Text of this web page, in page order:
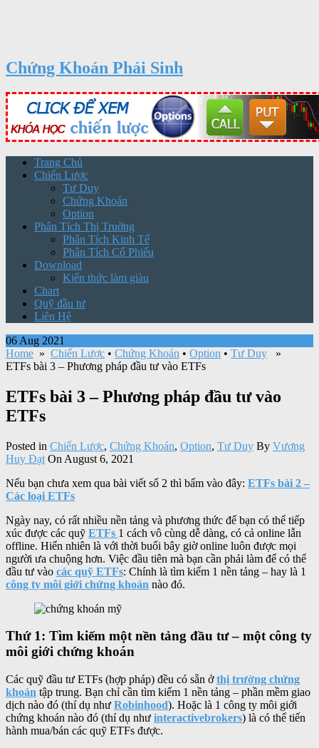
Chứng Khoán Phái Sinh
Trang Chủ
Chiến Lược
Tư Duy
Chứng Khoán
Option
Phân Tích Thị Truờng
Phân Tích Kinh Tế
Phân Tích Cổ Phiếu
Download
Kiến thức làm giàu
Chart
Quỹ đầu tư
Liên Hệ
06 Aug 2021
Home » Chiến Lược • Chứng Khoán • Option • Tư Duy »
ETFs bài 3 – Phương pháp đầu tư vào ETFs
ETFs bài 3 – Phương pháp đầu tư vào
ETFs
Posted in Chiến Lược, Chứng Khoán, Option, Tư Duy By Vương
Huy Đạt On August 6, 2021
Nếu bạn chưa xem qua bài viết số 2 thì bấm vào đây: ETFs bài 2 –
Các loại ETFs
Ngày nay, có rất nhiều nền tảng và phương thức để bạn có thể tiếp
xúc được các quỹ ETFs 1 cách vô cùng dễ dàng, có cả online lẫn
offline. Hiển nhiên là với thời buổi bây giờ online luôn được mọi
người ưa chuộng hơn. Việc đầu tiên mà bạn cần phải làm để có thể
đầu tư vào các quỹ ETFs: Chính là tìm kiếm 1 nền tảng – hay là 1
công ty môi giới chứng khoán nào đó.
Thứ 1: Tìm kiếm một nền tảng đầu tư – một công ty
môi giới chứng khoán
Các quỹ đầu tư ETFs (hợp pháp) đều có sẵn ởthị trường chứng
khoán tập trung. Bạn chỉ cần tìm kiếm 1 nền tảng – phần mềm giao
dịch nào đó (thí dụ như Robinhood). Hoặc là 1 công ty môi giới
chứng khoán nào đó (thí dụ như interactivebrokers) là có thể tiến
hành mua/bán các quỹ ETFs được.